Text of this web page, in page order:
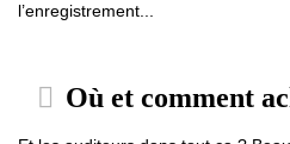
l’enregistrement...
Où et comment